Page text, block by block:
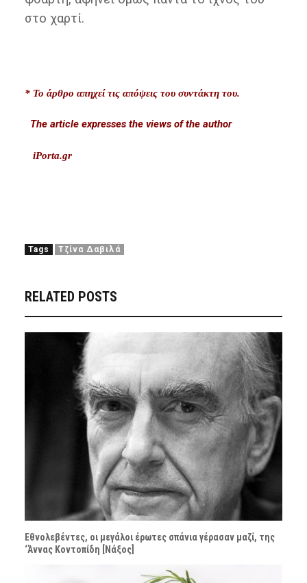
στο χαρτί.
* Το άρθρο απηχεί τις απόψεις του συντάκτη του.
The article expresses the views of the author
iPorta.gr
Tags Τζίνα Δαβιλά
RELATED POSTS
Εθνολεβέντες, οι μεγάλοι έρωτες σπάνια γέρασαν μαζί, της
‘Άννας Κοντοπίδη [Νάξος]